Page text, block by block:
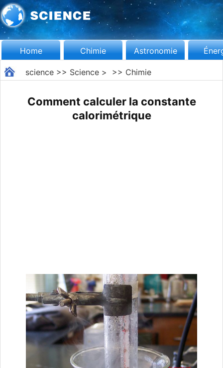
Home Chimie Astronomie
science>> Science> >> Chimie
Comment calculer la constante
calorimétrique